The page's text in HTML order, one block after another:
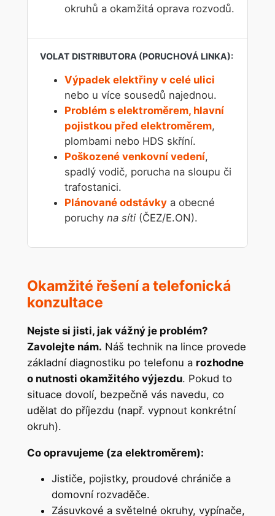
okruhů a okamžitá oprava rozvodů.
Výpadek elektřiny v celé ulici
nebo u více sousedů najednou.
Problém s elektroměrem, hlavní
pojistkou před elektroměrem,
plombami nebo HDS skříní.
Poškozené venkovní vedení,
spadlý vodič, porucha na sloupu či
trafostanici.
Plánované odstávky a obecné
poruchy na síti (ČEZ/E.ON).
Okamžité řešení a telefonická
konzultace
Nejste si jisti, jak vážný je problém?
Zavolejte nám. Náš technik na lince provede
základní diagnostiku po telefonu a rozhodne
o nutnosti okamžitého výjezdu. Pokud to
situace dovolí, bezpečně vás navedu, co
udělat do příjezdu (např. vypnout konkrétní
okruh).
Co opravujeme (za elektroměrem):
Jističe, pojistky, proudové chrániče a
domovní rozvaděče.
Zásuvkové a světelné okruhy, vypínače,